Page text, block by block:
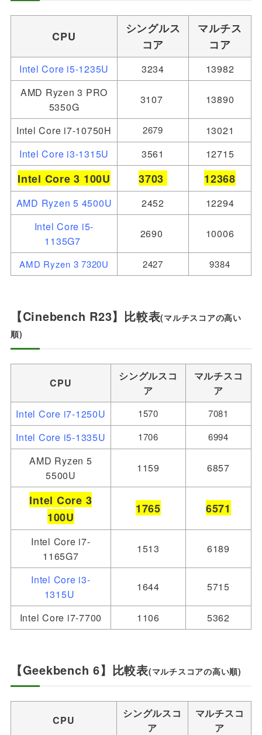
CPU
シングルス
コア
マルチス
コア
Intel Core i5-1235U 3234
13982
AMD Ryzen 3 PRO
5350G
3107 13890
Intel Core i7-10750H 2679
13021
Intel Core i3-1315U
3561 12715
Intel Core 3 100U 3703 12368
AMD Ryzen 5 4500U 2452
12294
Intel Core i5-
1135G7
2690 10006
AMD Ryzen 3 7320U 2427 9384
【Cinebench R23】比較表(マルチスコアの高い
順)
CPU
シングルスコ
ア
マルチスコ
ア
Intel Core i7-1250U
1570 7081
Intel Core i5-1335U 1706 6994
AMD Ryzen 5
5500U
1159 6857
Intel Core 3
100U
1765 6571
Intel Core i7-
1165G7
1513 6189
Intel Core i3-
1315U
1644 5715
Intel Core i7-7700 1106 5362
【Geekbench 6】比較表(マルチスコアの高い順)
CPU
シングルスコ
ア
マルチスコ
ア